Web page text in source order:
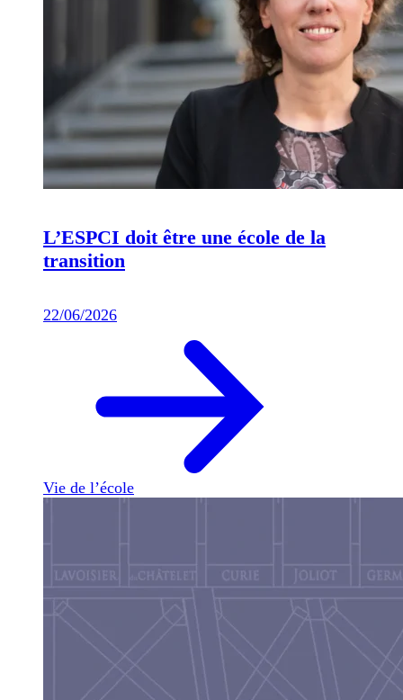
L’ESPCI doit être une école de la
transition
22/06/2026
Vie de l’école